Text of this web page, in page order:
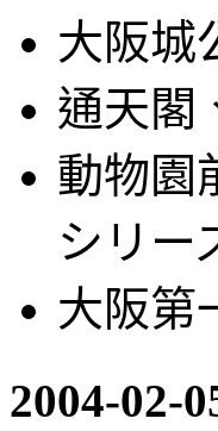
大阪城
通天閣
動物園
シリー
大阪第
2004-02-